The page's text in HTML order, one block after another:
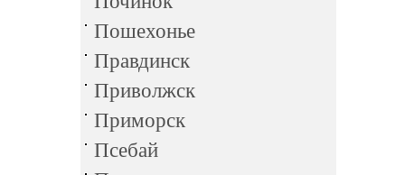
Пошехонье
Правдинск
Приволжск
Приморск
Псебай